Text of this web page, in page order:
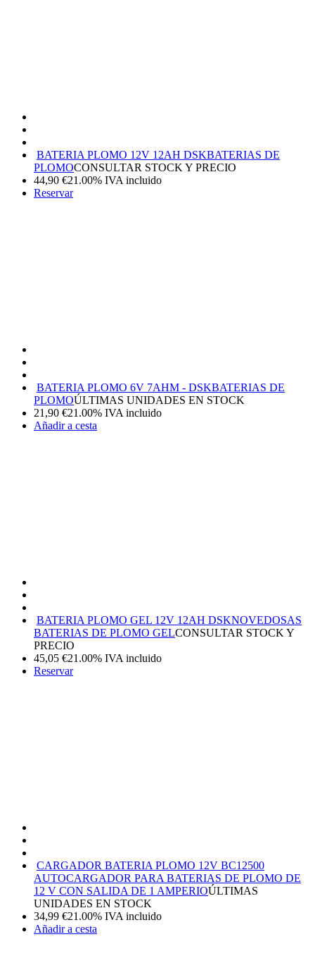
BATERIA PLOMO 12V 12AH DSKBATERIAS DE
PLOMOCONSULTAR STOCK Y PRECIO
44,90 €21.00% IVA incluido
Reservar
BATERIA PLOMO 6V 7AHM - DSKBATERIAS DE
PLOMOÚLTIMAS UNIDADES EN STOCK
21,90 €21.00% IVA incluido
Añadir a cesta
BATERIA PLOMO GEL 12V 12AH DSKNOVEDOSAS
BATERIAS DE PLOMO GELCONSULTAR STOCK Y
PRECIO
45,05 €21.00% IVA incluido
Reservar
CARGADOR BATERIA PLOMO 12V BC12500
AUTOCARGADOR PARA BATERIAS DE PLOMO DE
12 V CON SALIDA DE 1 AMPERIOÚLTIMAS
UNIDADES EN STOCK
34,99 €21.00% IVA incluido
Añadir a cesta